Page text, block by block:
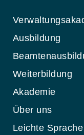
Ausbildung
Weiterbildung
Akademie
Über uns
Leichte Sprache